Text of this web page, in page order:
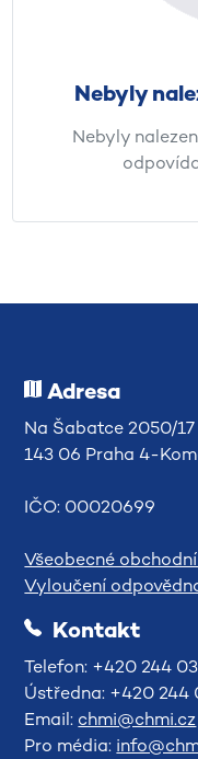
Nebyly
Nebyly
Adresa
Na Šabatce 2050/
143 06 Praha 4-
IČO: 00020699
Všeobecné
Vyloučení
Kontakt
Telefon: +420 244
Ústředna: +420 244
Email: chmi@chmi.cz
Pro média: